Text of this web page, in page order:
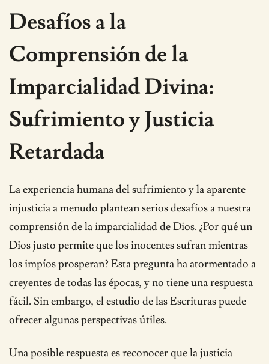
Desafíos a la
Comprensión de la
Imparcialidad Divina:
Sufrimiento y Justicia
Retardada
La experiencia humana del sufrimiento y la aparente
injusticia a menudo plantean serios desafíos a nuestra
comprensión de la imparcialidad de Dios. ¿Por qué un
Dios justo permite que los inocentes sufran mientras
los impíos prosperan? Esta pregunta ha atormentado a
creyentes de todas las épocas, y no tiene una respuesta
fácil. Sin embargo, el estudio de las Escrituras puede
ofrecer algunas perspectivas útiles.
Una posible respuesta es reconocer que la justicia